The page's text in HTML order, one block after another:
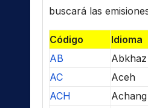
buscará las
Código
Idioma
AB
Abkhaz
AC
Aceh
ACH